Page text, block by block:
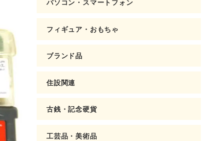
フィギュア・おもちゃ
ブランド品
住設関連
古銭・記念硬貨
工芸品・美術品